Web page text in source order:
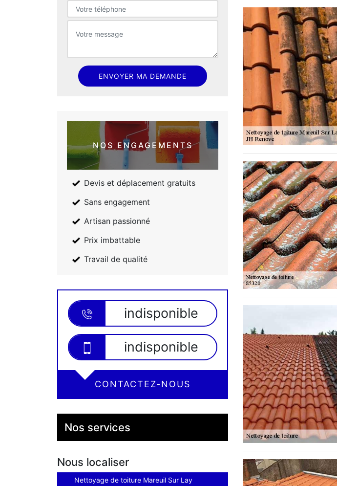
NOS ENGAGEMENTS
Devis et déplacement gratuits
Sans engagement
Artisan passionné
Prix imbattable
Travail de qualité
indisponible
indisponible
CONTACTEZ-NOUS
Nos services
Nous localiser
Nettoyage de toiture Mareuil Sur Lay